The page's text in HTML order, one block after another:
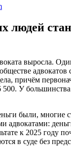
людей
выросла.
адвокатов
причём
У большинства
были, многие
адвокатами:
к 2025 году
в суде без